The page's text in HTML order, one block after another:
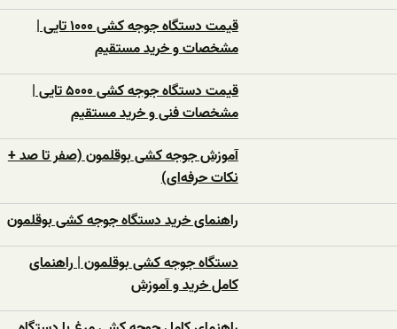
قیمت دستگاه جوجه کشی ۱۰۰۰ تایی |
مشخصات و خرید مستقیم
قیمت دستگاه جوجه کشی ۵۰۰۰ تایی |
مشخصات فنی و خرید مستقیم
آموزش جوجه کشی بوقلمون (صفر تا صد +
نکات حرفه‌ای)
راهنمای خرید دستگاه جوجه کشی بوقلمون
دستگاه جوجه کشی بوقلمون | راهنمای
کامل خرید و آموزش